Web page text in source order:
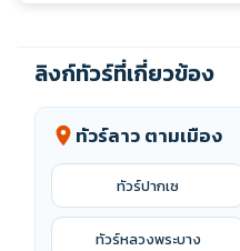
ลิงก์ทัวร์ที่เกี่ยวข้อง
location_on ทัวร์ลาว ตามเมือง
ทัวร์ปากเซ
ทัวร์หลวงพระบาง